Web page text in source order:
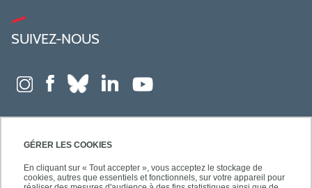
GÉRER LES COOKIES
En cliquant sur « Tout accepter », vous acceptez le stockage de
cookies, autres que essentiels et fonctionnels, sur votre appareil pour
SUIVEZ-NOUS